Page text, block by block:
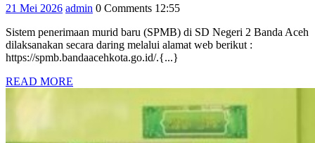
BARU
(SPMB)
NEGERI
2
BANDA
ACEH
21 Mei 202621
2026
admin admin
0 Comments 12:55
Sistem penerimaan murid baru (SPMB) di SD Negeri 2 Banda Aceh
dilaksanakan secara daring melalui alamat web berikut :
https://spmb.bandaacehkota.go.id/.{...}
READ MORE